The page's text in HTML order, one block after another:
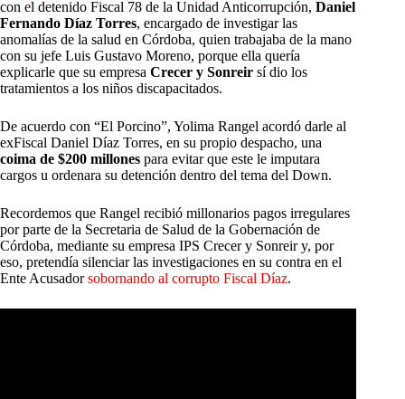
con el detenido Fiscal 78 de la Unidad Anticorrupción, Daniel
Fernando Díaz Torres, encargado de investigar las
anomalías de la salud en Córdoba, quien trabajaba de la mano
con su jefe Luis Gustavo Moreno, porque ella quería
explicarle que su empresa Crecer y Sonreir sí dio los
tratamientos a los niños discapacitados.
De acuerdo con “El Porcino”, Yolima Rangel acordó darle al
exFiscal Daniel Díaz Torres, en su propio despacho, una
coima de $200 millones para evitar que este le imputara
cargos u ordenara su detención dentro del tema del Down.
Recordemos que Rangel recibió millonarios pagos irregulares
por parte de la Secretaria de Salud de la Gobernación de
Córdoba, mediante su empresa IPS Crecer y Sonreir y, por
eso, pretendía silenciar las investigaciones en su contra en el
Ente Acusadorsobornando al corrupto Fiscal Díaz.